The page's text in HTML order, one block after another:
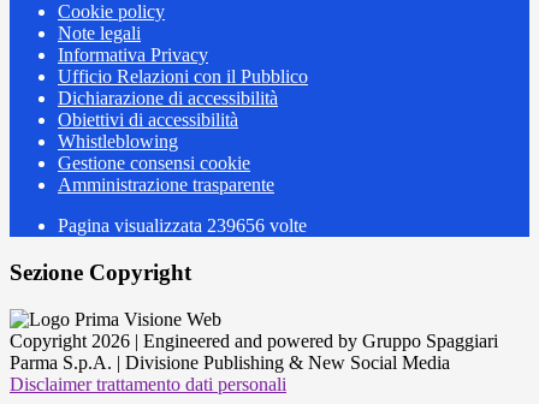
Cookie policy
Note legali
Informativa Privacy
Ufficio Relazioni con il Pubblico
Dichiarazione di accessibilità
Obiettivi di accessibilità
Whistleblowing
Gestione consensi cookie
Amministrazione trasparente
Pagina visualizzata 239656 volte
Sezione Copyright
Copyright 2026 | Engineered and powered by Gruppo Spaggiari
Parma S.p.A. | Divisione Publishing & New Social Media
Disclaimer trattamento dati personali